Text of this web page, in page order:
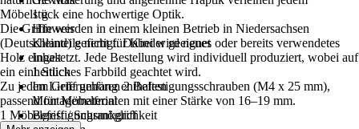
1 g
Hinweis
Kleinteile nicht für Kinder geeignet
Inhalt
1 Stück
Im Lieferumfang enthalten
Montagematerial
Befestigungsmöglichkeit
Möbelstück eine hochwertige Optik.
Die Griffe werden in einem kleinen Betrieb in Niedersachsen
(Deutschland) gefertigt. Dabei wird neues oder bereits verwendetes
Holz eingesetzt. Jede Bestellung wird individuell produziert, wobei auf
ein einheitliches Farbbild geachtet wird.
Zu jedem Griff gehören 2 Befestigungsschrauben (M4 x 25 mm),
passend für Möbelfronten mit einer Stärke von 16–19 mm.
1 Möbelgriff / Schrankgriff